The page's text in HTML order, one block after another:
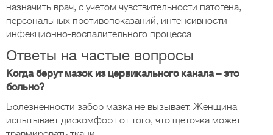
назначить врач, с учетом чувствительности патогена,
персональных противопоказаний, интенсивности
инфекционно-воспалительного процесса.
Ответы на частые вопросы
Когда берут мазок из цервикального канала – это
больно?
Болезненности забор мазка не вызывает. Женщина
испытывает дискомфорт от того, что щеточка может